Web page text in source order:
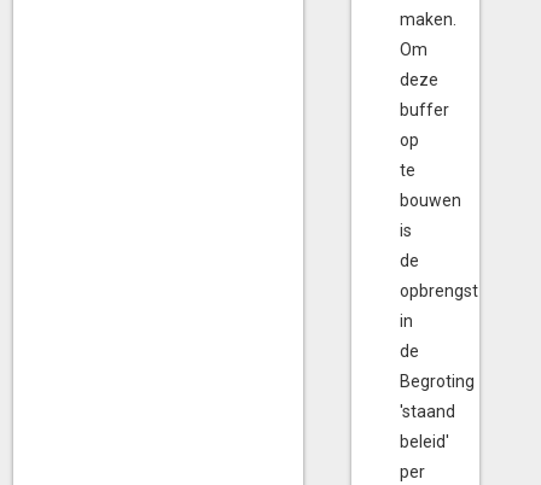
maken.
Om
deze
buffer
op
te
bouwen
is
de
opbrengst
in
de
Begroting
'staand
beleid'
per